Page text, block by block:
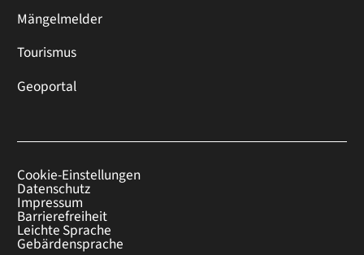
Mängelmelder
Tourismus
Geoportal
Cookie-Einstellungen
Datenschutz
Impressum
Barrierefreiheit
Leichte Sprache
Gebärdensprache